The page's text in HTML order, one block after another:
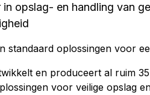
in opslag- en handling van
standaard oplossingen voor
en produceert al ruim
voor veilige opslag